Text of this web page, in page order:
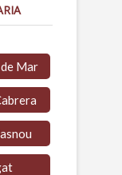
Mar